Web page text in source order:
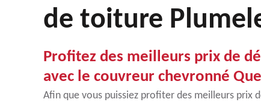
de toiture
Profitez des meilleurs prix de
avec le couvreur chevronné
Afin que vous puissiez profiter des meilleurs prix